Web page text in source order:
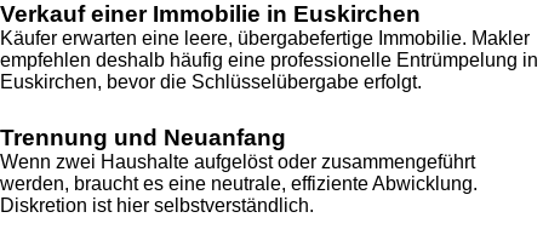
Verkauf einer Immobilie in Euskirchen
Käufer erwarten eine leere, übergabefertige Immobilie. Makler
empfehlen deshalb häufig eine professionelle Entrümpelung in
Euskirchen, bevor die Schlüsselübergabe erfolgt.
Trennung und Neuanfang
Wenn zwei Haushalte aufgelöst oder zusammengeführt
werden, braucht es eine neutrale, effiziente Abwicklung.
Diskretion ist hier selbstverständlich.